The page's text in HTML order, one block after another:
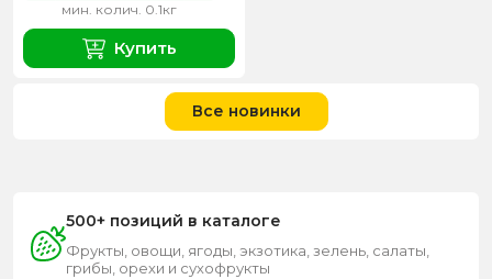
мин. колич. 0.1кг
Купить
Все новинки
500+ позиций в каталоге
Фрукты, овощи, ягоды, экзотика, зелень, салаты,
грибы, орехи и сухофрукты